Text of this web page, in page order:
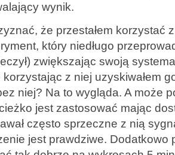
wynik.
że przestałem korzystać
który niedługo
zwiększając swoją
z niej uzyskiwałem
niej? Na to wygląda. A może
jest zastosować mając
często sprzeczne z nią
jest prawdziwe. Dodatkowo